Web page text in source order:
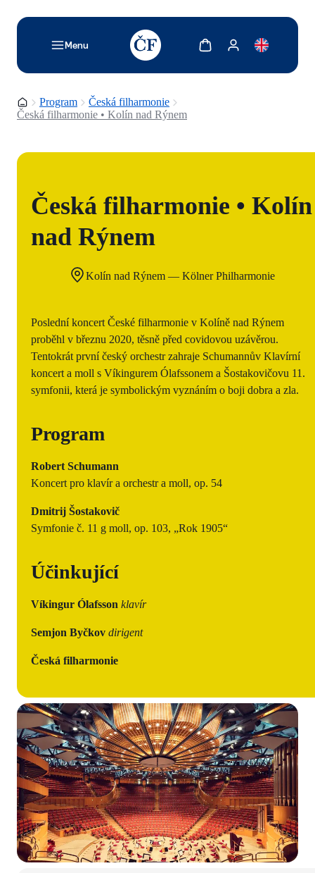
Menu
TODO: Add description for reader
Zobrazit košíkZobrazit můj účet
Domovská stránka
Program
Česká filharmonie
Česká filharmonie • Kolín nad Rýnem
Česká filharmonie • Kolín
nad Rýnem
Kolín nad Rýnem — Kölner Philharmonie
Poslední koncert České filharmonie v Kolíně nad Rýnem
proběhl v březnu 2020, těsně před covidovou uzávěrou.
Tentokrát první český orchestr zahraje Schumannův Klavírní
koncert a moll s Víkingurem Ólafssonem a Šostakovičovu 11.
symfonii, která je symbolickým vyznáním o boji dobra a zla.
Program
Robert Schumann
Koncert pro klavír a orchestr a moll, op. 54
Dmitrij Šostakovič
Symfonie č. 11 g moll, op. 103, „Rok 1905“
Účinkující
Víkingur Ólafsson klavír
Semjon Byčkov dirigent
Česká filharmonie